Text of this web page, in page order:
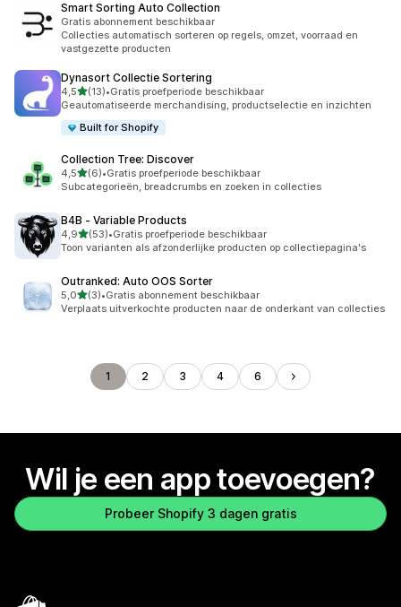
Smart Sorting Auto Collection
Gratis abonnement beschikbaar
Collecties automatisch sorteren op regels, omzet, voorraad en
vastgezette producten
Dynasort Collectie Sortering
4,5van 5 sterren
(13)
13 recensies in totaal
•Gratis proefperiode beschikbaar
Geautomatiseerde merchandising, productselectie en inzichten
Built for Shopify
Collection Tree: Discover
4,5van 5 sterren
(6)
6 recensies in totaal
•Gratis proefperiode beschikbaar
Subcategorieën, breadcrumbs en zoeken in collecties
B4B ‑ Variable Products
4,9van 5 sterren
(53)
53 recensies in totaal
•Gratis proefperiode beschikbaar
Toon varianten als afzonderlijke producten op collectiepagina's
Outranked: Auto OOS Sorter
5,0van 5 sterren
(3)
3 recensies in totaal
•Gratis abonnement beschikbaar
Verplaats uitverkochte producten naar de onderkant van collecties
1 2 3 4 6
Wil je een app toevoegen?
Probeer Shopify 3 dagen gratis